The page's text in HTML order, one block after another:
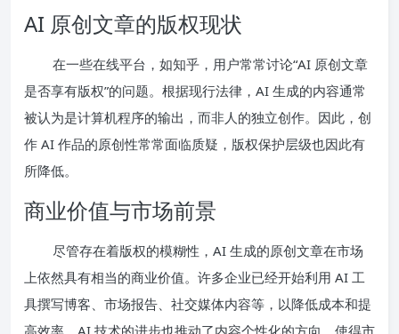
AI 原创文章的版权现状
在一些在线平台，如知乎，用户常常讨论“AI 原创文章
是否享有版权”的问题。根据现行法律，AI 生成的内容通常
被认为是计算机程序的输出，而非人的独立创作。因此，创
作 AI 作品的原创性常常面临质疑，版权保护层级也因此有
所降低。
商业价值与市场前景
尽管存在着版权的模糊性，AI 生成的原创文章在市场
上依然具有相当的商业价值。许多企业已经开始利用 AI 工
具撰写博客、市场报告、社交媒体内容等，以降低成本和提
高效率。AI 技术的进步也推动了内容个性化的方向，使得市